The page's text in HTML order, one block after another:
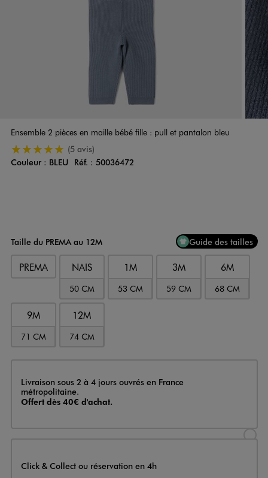
Ensemble 2 pièces en maille bébé fille : pull et pantalon bleu
5/5 de moyenne(5 avis)
Couleur
Couleur : BLEU Réf. : 50036472
Taille du PREMA au 12M Guide des tailles
PREMA NAIS
50 CM
1M
53 CM
3M
59 CM
6M
68 CM
9M
71 CM
12M
74 CM
Livraison
Livraison sous 2 à 4 jours ouvrés en France
métropolitaine.
Offert dès 40€ d'achat.
Click & Collect ou réservation en 4h